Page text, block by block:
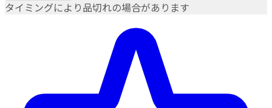
タイミングにより品切れの場合があります